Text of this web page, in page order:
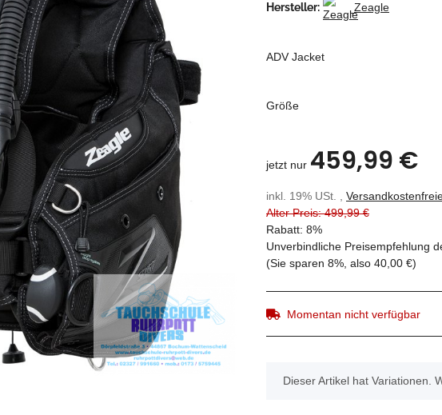
Hersteller:
Zeagle
ADV Jacket
Größe
jetzt nur 459,99 €
inkl. 19% USt. ,
Alter Preis: 499,99 €
Rabatt: 8%
Unverbindliche Preisempfehlung
(Sie sparen 8%, also 40,00 €)
Momentan nicht verfügbar
x
Dieser Artikel hat Variationen.